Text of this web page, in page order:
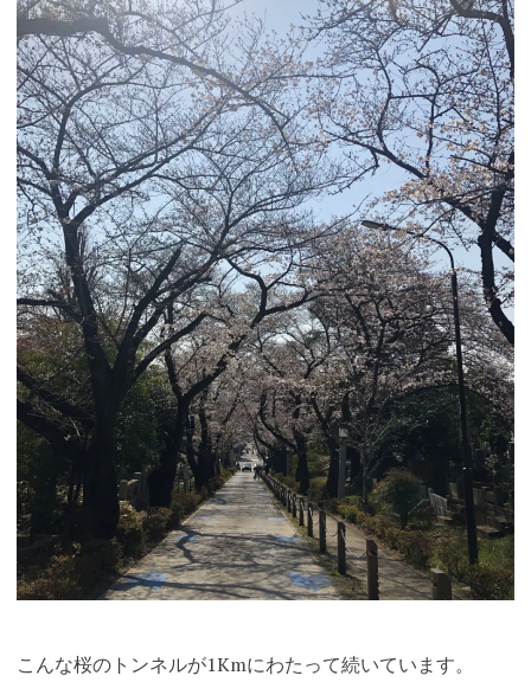
こんな桜のトンネルが1Kmにわたって続いています。